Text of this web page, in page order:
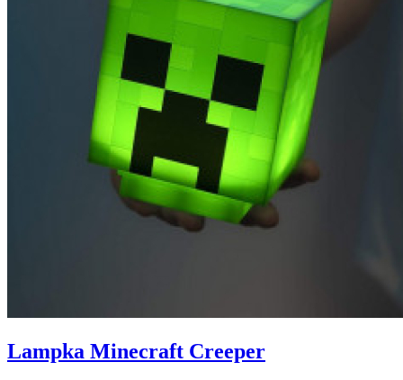
Lampka Minecraft Creeper